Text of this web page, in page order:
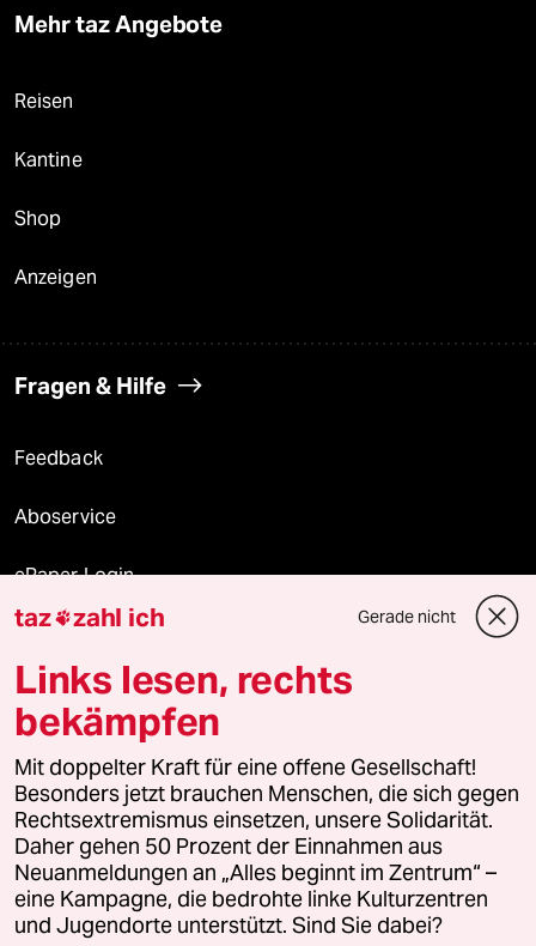
Mehr taz Angebote
Reisen
Kantine
Shop
Anzeigen
Fragen & Hilfe
Feedback
Aboservice
ePaper Login
Downloads für Abonnierende
© 2026 taz Verlags und Vertriebs GmbH
Alle Rechte vorbehalten. Bei rechtlichen Fragen oder für Genehmigungen
wenden Sie sich bitte an
lizenzen@taz.de
Feedback Redaktionsstatut Kommune-Richtlinien
Leitlinie Informant Datenschutz Impressum AGB
taz zahl ich Gerade nicht
Links lesen, rechts
bekämpfen
Mit doppelter Kraft für eine offene Gesellschaft!
Besonders jetzt brauchen Menschen, die sich gegen
Rechtsextremismus einsetzen, unsere Solidarität.
Daher gehen 50 Prozent der Einnahmen aus
Neuanmeldungen an „Alles beginnt im Zentrum“ –
eine Kampagne, die bedrohte linke Kulturzentren
und Jugendorte unterstützt. Sind Sie dabei?